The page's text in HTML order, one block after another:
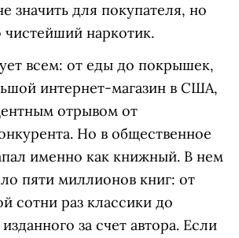
значить для покупателя, но
чистейший наркотик.
всем: от еды до покрышек,
интернет-магазин в США,
отрывом от
Но в общественное
именно как книжный. В нем
пяти миллионов книг: от
сотни раз классики до
за счет автора. Если